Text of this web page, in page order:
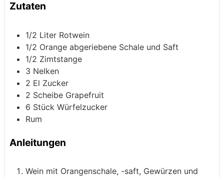
Zutaten
1/2 Liter Rotwein
1/2 Orange abgeriebene Schale und Saft
1/2 Zimtstange
3 Nelken
2 El Zucker
2 Scheibe Grapefruit
6 Stück Würfelzucker
Rum
Anleitungen
Wein mit Orangenschale, -saft, Gewürzen und